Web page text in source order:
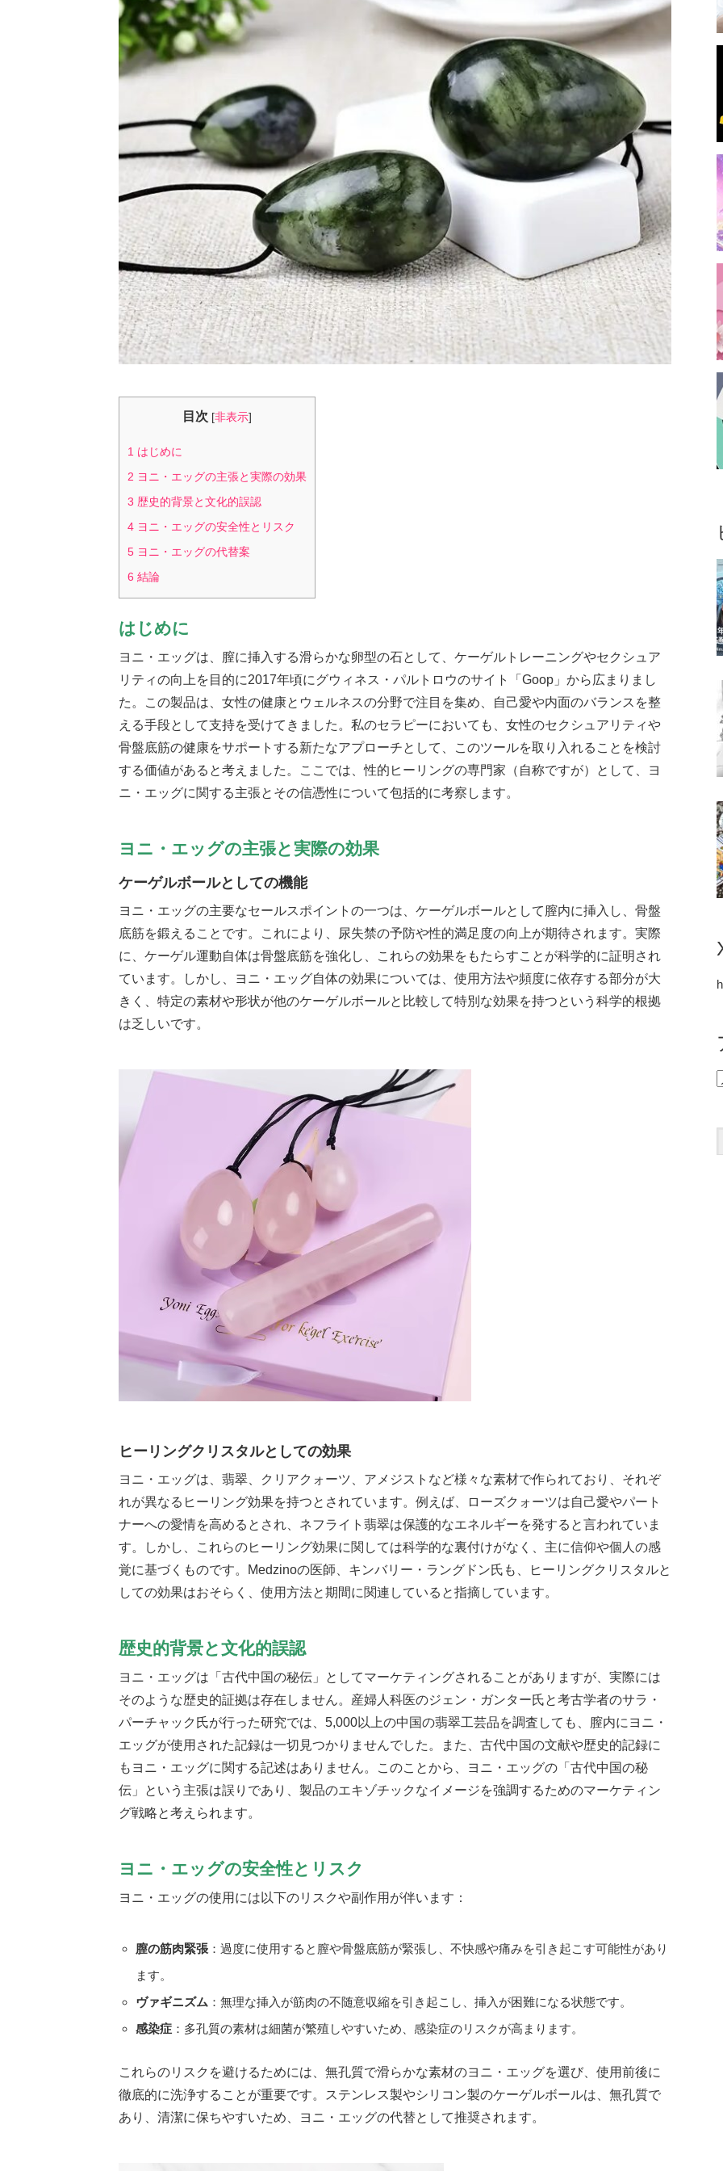
目次 [非表示]
1 はじめに
2 ヨニ・エッグの主張と実際の効果
3 歴史的背景と文化的誤認
4 ヨニ・エッグの安全性とリスク
5 ヨニ・エッグの代替案
6 結論
はじめに
ヨニ・エッグは、膣に挿入する滑らかな卵型の石として、ケーゲルトレーニングやセクシュア
リティの向上を目的に2017年頃にグウィネス・パルトロウのサイト「Goop」から広まりまし
た。この製品は、女性の健康とウェルネスの分野で注目を集め、自己愛や内面のバランスを整
える手段として支持を受けてきました。私のセラピーにおいても、女性のセクシュアリティや
骨盤底筋の健康をサポートする新たなアプローチとして、このツールを取り入れることを検討
する価値があると考えました。ここでは、性的ヒーリングの専門家（自称ですが）として、ヨ
ニ・エッグに関する主張とその信憑性について包括的に考察します。
ヨニ・エッグの主張と実際の効果
ケーゲルボールとしての機能
ヨニ・エッグの主要なセールスポイントの一つは、ケーゲルボールとして膣内に挿入し、骨盤
底筋を鍛えることです。これにより、尿失禁の予防や性的満足度の向上が期待されます。実際
に、ケーゲル運動自体は骨盤底筋を強化し、これらの効果をもたらすことが科学的に証明され
ています。しかし、ヨニ・エッグ自体の効果については、使用方法や頻度に依存する部分が大
きく、特定の素材や形状が他のケーゲルボールと比較して特別な効果を持つという科学的根拠
は乏しいです。
ヒーリングクリスタルとしての効果
ヨニ・エッグは、翡翠、クリアクォーツ、アメジストなど様々な素材で作られており、それぞ
れが異なるヒーリング効果を持つとされています。例えば、ローズクォーツは自己愛やパート
ナーへの愛情を高めるとされ、ネフライト翡翠は保護的なエネルギーを発すると言われていま
す。しかし、これらのヒーリング効果に関しては科学的な裏付けがなく、主に信仰や個人の感
覚に基づくものです。Medzinoの医師、キンバリー・ラングドン氏も、ヒーリングクリスタルと
しての効果はおそらく、使用方法と期間に関連していると指摘しています。
歴史的背景と文化的誤認
ヨニ・エッグは「古代中国の秘伝」としてマーケティングされることがありますが、実際には
そのような歴史的証拠は存在しません。産婦人科医のジェン・ガンター氏と考古学者のサラ・
パーチャック氏が行った研究では、5,000以上の中国の翡翠工芸品を調査しても、膣内にヨニ・
エッグが使用された記録は一切見つかりませんでした。また、古代中国の文献や歴史的記録に
もヨニ・エッグに関する記述はありません。このことから、ヨニ・エッグの「古代中国の秘
伝」という主張は誤りであり、製品のエキゾチックなイメージを強調するためのマーケティン
グ戦略と考えられます。
ヨニ・エッグの安全性とリスク
ヨニ・エッグの使用には以下のリスクや副作用が伴います：
膣の筋肉緊張 ：過度に使用すると膣や骨盤底筋が緊張し、不快感や痛みを引き起こす可能性があり
ます。
ヴァギニズム ：無理な挿入が筋肉の不随意収縮を引き起こし、挿入が困難になる状態です。
感染症 ：多孔質の素材は細菌が繁殖しやすいため、感染症のリスクが高まります。
これらのリスクを避けるためには、無孔質で滑らかな素材のヨニ・エッグを選び、使用前後に
徹底的に洗浄することが重要です。ステンレス製やシリコン製のケーゲルボールは、無孔質で
あり、清潔に保ちやすいため、ヨニ・エッグの代替として推奨されます。